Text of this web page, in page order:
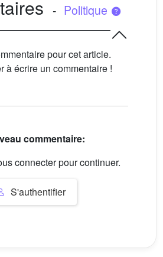
- Politique
pour cet article.
à écrire un commentaire !
commentaire:
connecter pour continuer.
S'authentifier